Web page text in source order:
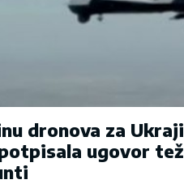
dronova za
ugovor